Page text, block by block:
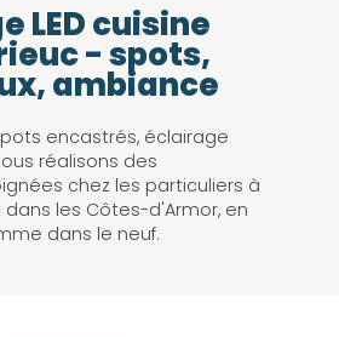
LED cuisine
- spots,
ambiance
encastrés, éclairage
réalisons des
chez les particuliers à
les Côtes-d'Armor, en
dans le neuf.